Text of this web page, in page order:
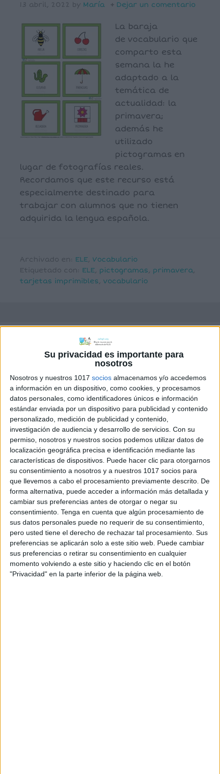
Su privacidad es importante para
nosotros
Nosotros y nuestros 1017 socios almacenamos y/o accedemos
a información en un dispositivo, como cookies, y procesamos
datos personales, como identificadores únicos e información
estándar enviada por un dispositivo para publicidad y contenido
personalizado, medición de publicidad y contenido,
investigación de audiencia y desarrollo de servicios. Con su
permiso, nosotros y nuestros socios podemos utilizar datos de
localización geográfica precisa e identificación mediante las
características de dispositivos. Puede hacer clic para otorgarnos
su consentimiento a nosotros y a nuestros 1017 socios para
que llevemos a cabo el procesamiento previamente descrito. De
forma alternativa, puede acceder a información más detallada y
cambiar sus preferencias antes de otorgar o negar su
consentimiento. Tenga en cuenta que algún procesamiento de
sus datos personales puede no requerir de su consentimiento,
pero usted tiene el derecho de rechazar tal procesamiento. Sus
preferencias se aplicarán solo a este sitio web. Puede cambiar
sus preferencias o retirar su consentimiento en cualquier
momento volviendo a este sitio y haciendo clic en el botón
"Privacidad" en la parte inferior de la página web.
13 abril, 2022 by María Dejar un comentario
La baraja
de vocabulario que
comparto esta
semana la he
adaptado a la
temática de
actualidad: la
primavera;
además he
utilizado
pictogramas en
lugar de fotografías reales.
Recordamos que este recurso está
especialmente destinado para
trabajar con alumnos que no tienen
adquirida la lengua española.
Archivado en: ELE, Vocabulario
Etiquetado con: ELE, pictogramas, primavera,
tarjetas imprimibles, vocabulario
Lectoescritura de
palabras polisílabas
27 enero, 2022 by María 2 comentarios
No es la primera
vez que comparto
este tipo de
ejercicios para
trabajar la
lectoescritura de
palabras. En
ocasiones
anteriores, hemos
trabajado con
palabras bisílabas
y trisílabas, hoy es el turno de las
palabras polisílabas. Tareas que se
plantean: Lectoescritura de palabras